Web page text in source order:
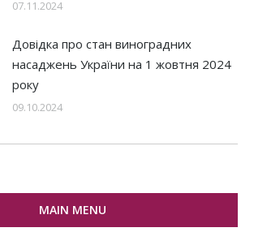
07.11.2024
Довідка про стан виноградних
насаджень України на 1 жовтня 2024
року
09.10.2024
MAIN MENU